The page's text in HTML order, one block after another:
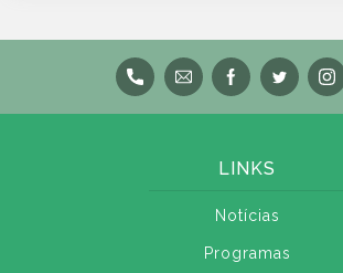
LINKS
Notícias
Programas